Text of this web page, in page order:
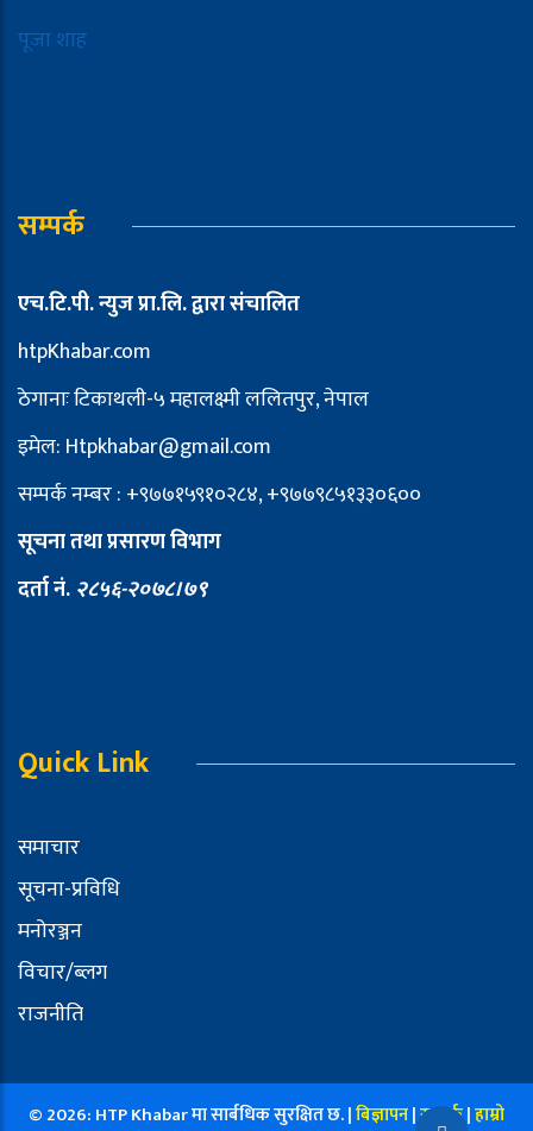
पूजा शाह
सम्पर्क
एच.टि.पी. न्युज प्रा.लि. द्वारा संचालित
htpKhabar.com
ठेगानाः टिकाथली-५ महालक्ष्मी ललितपुर, नेपाल
इमेल: Htpkhabar@gmail.com
सम्पर्क नम्बर : +९७७१५९१०२८४, +९७७९८५१३३०६००
सूचना तथा प्रसारण विभाग
दर्ता नं. २८५६-२०७८।७९
Quick Link
समाचार
सूचना-प्रविधि
मनोरञ्जन
विचार/ब्लग
राजनीति
© 2026: HTP Khabar मा सार्बधिक सुरक्षित छ. |बिज्ञापन|सम्पर्क|हाम्रो